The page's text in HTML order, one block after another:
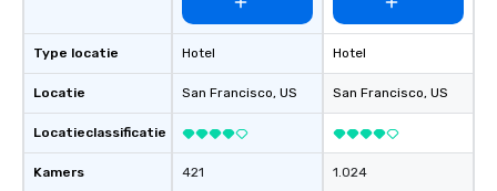
Type locatie
Locatie
Locatieclassificatie
Kamers
Hotel
San Francisco, US
421
Hotel
San Francisco, US
1.024